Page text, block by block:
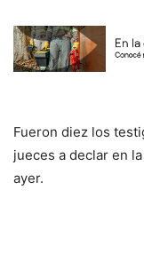
Fueron diez los
jueces a declar en
ayer.